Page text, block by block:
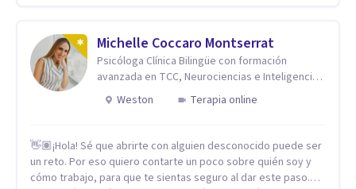
Michelle Coccaro Montserrat
Psicóloga Clínica Bilingüe con formación
avanzada en TCC, Neurociencias e Inteligencia
Emocional.
Weston Terapia online
👋🏽¡Hola! Sé que abrirte con alguien desconocido puede ser
un reto. Por eso quiero contarte un poco sobre quién soy y
cómo trabajo, para que te sientas seguro al dar este paso.